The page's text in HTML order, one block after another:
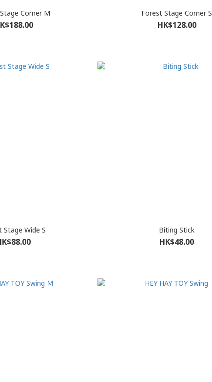
Corner M Forest Stage Corner S
HK$128.00
Stage Wide S Biting Stick
HK$48.00